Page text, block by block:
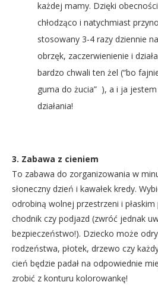
każdej mamy. Dzięki
chłodząco i natychmiast
stosowany 3-4 razy dziennie
obrzęk, zaczerwienienie i
bardzo chwali ten żel (“bo
guma do żucia” ), a i ja
działania!
3. Zabawa z cieniem
To zabawa do zorganizowania w
słoneczny dzień i kawałek kredy.
odrobiną wolnej przestrzeni i płaskim
chodnik czy podjazd (zwróć jednak
bezpieczeństwo!). Dziecko może
rodzeństwa, płotek, drzewo czy
cień będzie padał na odpowiednie
zrobić z konturu kolorowankę!